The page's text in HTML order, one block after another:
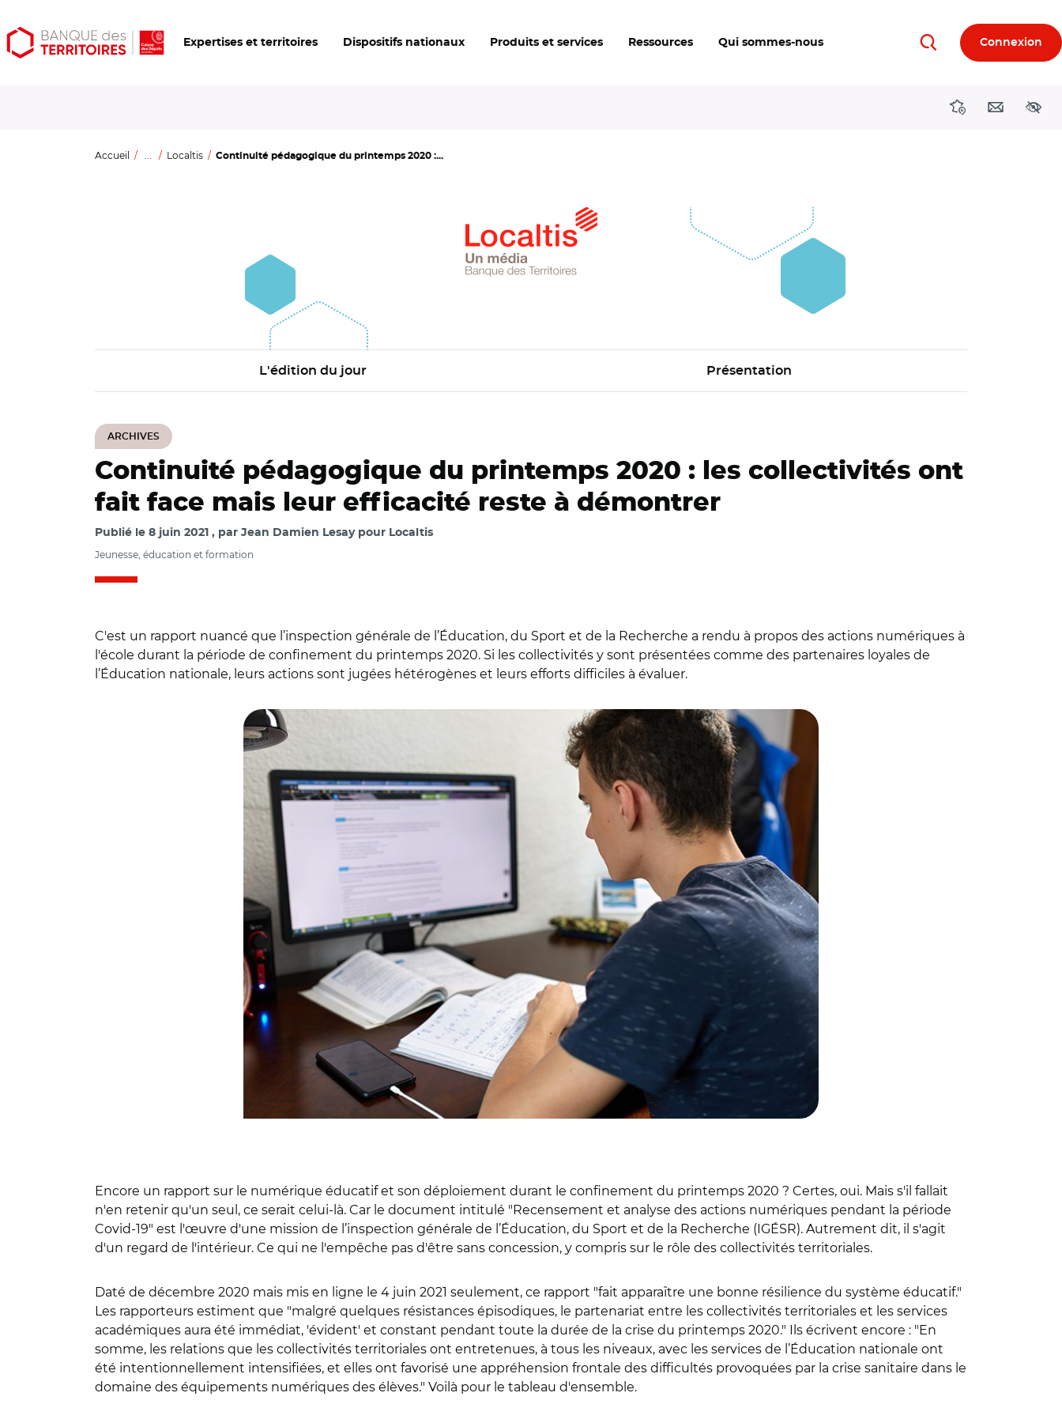
Aller
au
Aller
au
Ouvrir
les
Expertises et territoires Dispositifs nationaux Produits et services Ressources Qui sommes-nous RechercherConnexion
DirectionsContact
Accueil ... Localtis Continuité pédagogique du printemps 2020 :...
L'édition du jour Présentation
ARCHIVES
Continuité pédagogique du printemps 2020 : les collectivités ont
fait face mais leur efficacité reste à démontrer
Publié le 8 juin 2021 par Jean Damien Lesay pour Localtis
Jeunesse, éducation et formation
C'est un rapport nuancé que l’inspection générale de l’Éducation, du Sport et de la Recherche a rendu à propos des actions numériques à
l'école durant la période de confinement du printemps 2020. Si les collectivités y sont présentées comme des partenaires loyales de
l’Éducation nationale, leurs actions sont jugées hétérogènes et leurs efforts difficiles à évaluer.
Encore un rapport sur le numérique éducatif et son déploiement durant le confinement du printemps 2020 ? Certes, oui. Mais s'il fallait
n'en retenir qu'un seul, ce serait celui-là. Car le document intitulé "Recensement et analyse des actions numériques pendant la période
Covid-19" est l'œuvre d'une mission de l’inspection générale de l’Éducation, du Sport et de la Recherche (IGÉSR). Autrement dit, il s'agit
d'un regard de l'intérieur. Ce qui ne l'empêche pas d'être sans concession, y compris sur le rôle des collectivités territoriales.
Daté de décembre 2020 mais mis en ligne le 4 juin 2021 seulement, ce rapport "fait apparaître une bonne résilience du système éducatif."
Les rapporteurs estiment que "malgré quelques résistances épisodiques, le partenariat entre les collectivités territoriales et les services
académiques aura été immédiat, 'évident' et constant pendant toute la durée de la crise du printemps 2020." Ils écrivent encore : "En
somme, les relations que les collectivités territoriales ont entretenues, à tous les niveaux, avec les services de l’Éducation nationale ont
été intentionnellement intensifiées, et elles ont favorisé une appréhension frontale des difficultés provoquées par la crise sanitaire dans le
domaine des équipements numériques des élèves." Voilà pour le tableau d'ensemble.